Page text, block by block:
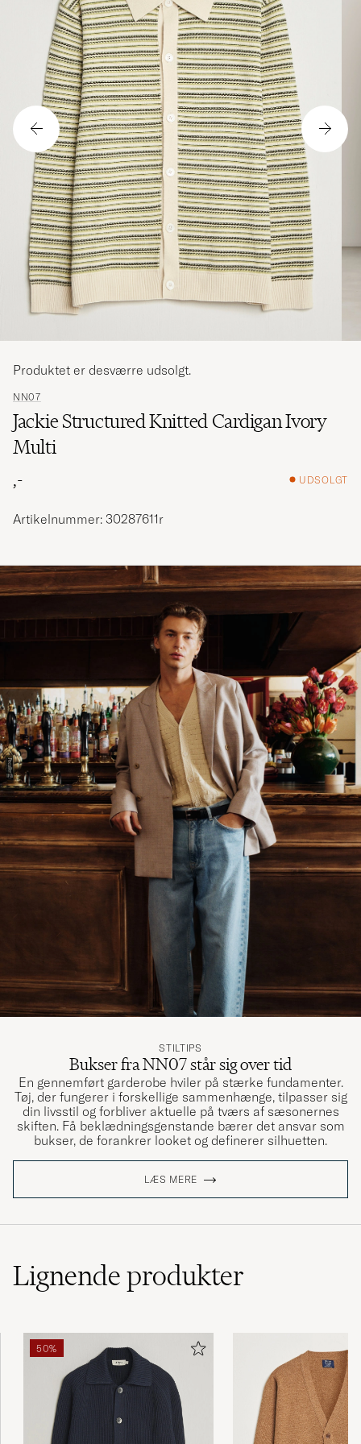
NN07
Jackie Structured Knitted Cardigan Ivory
Multi
,-
UDSOLGT
Produktet er desværre udsolgt.
Artikelnummer: 30287611r
STILTIPS
Bukser fra NN07 står sig over tid
En gennemført garderobe hviler på stærke fundamenter.
Tøj, der fungerer i forskellige sammenhænge, tilpasser sig
din livsstil og forbliver aktuelle på tværs af sæsonernes
skiften. Få beklædningsgenstande bærer det ansvar som
bukser, de forankrer looket og definerer silhuetten.
LÆS MERE
Lignendeprodukter
50%